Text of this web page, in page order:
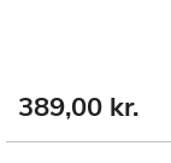
389,00 kr.
Gå